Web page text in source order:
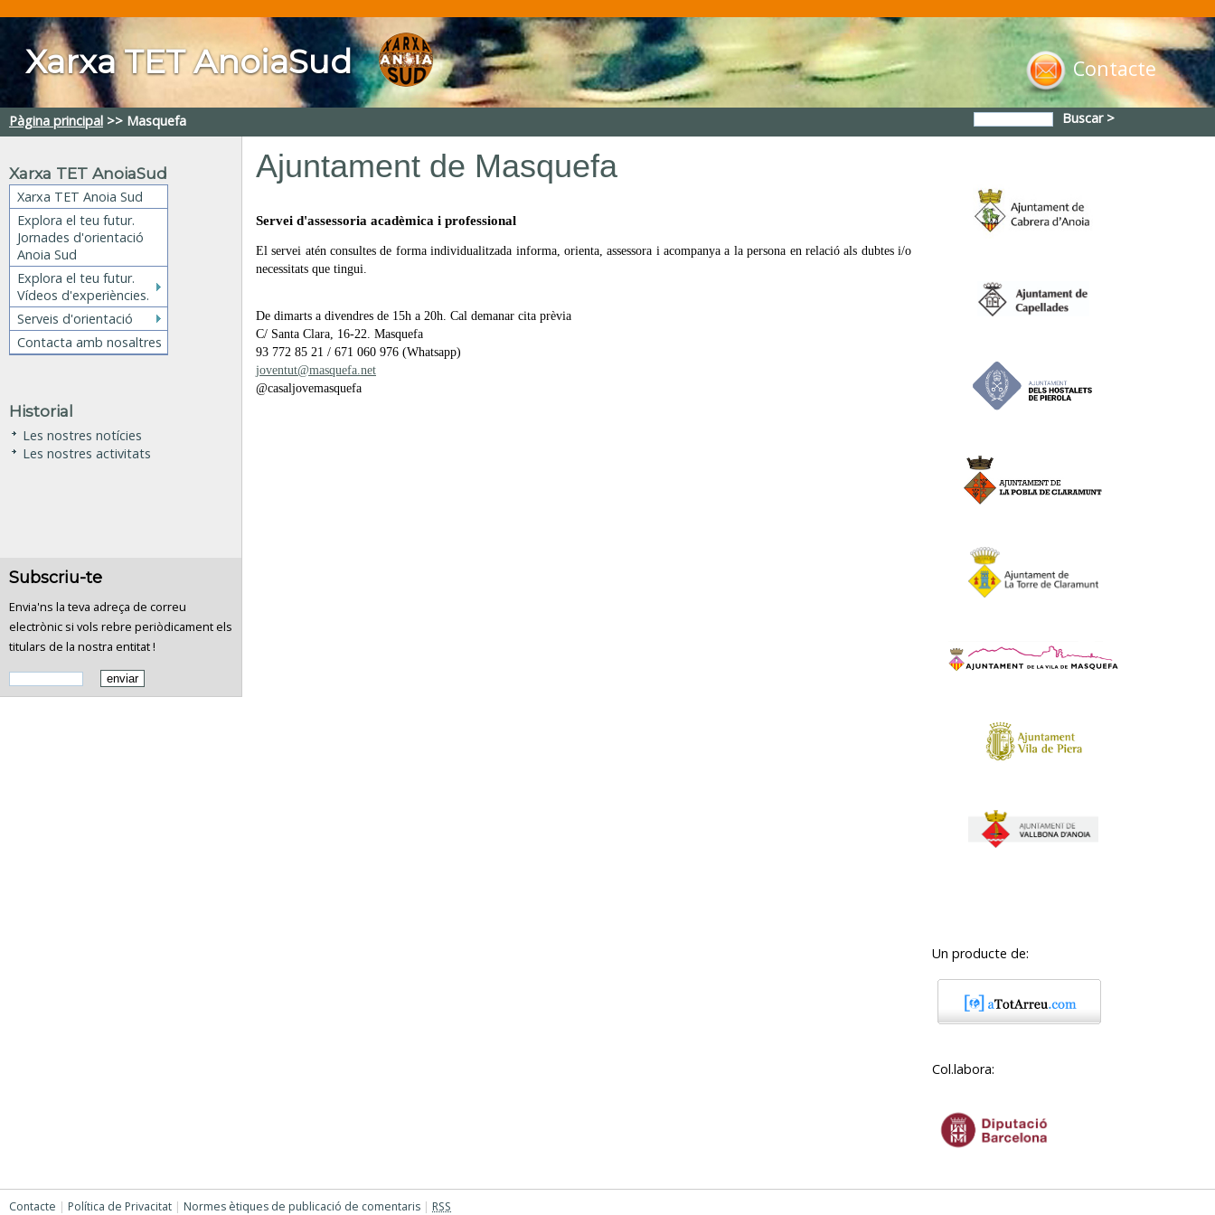
Xarxa TET AnoiaSud Contacte
Pàgina principal >> Masquefa Buscar >
Xarxa TET AnoiaSud
Xarxa TET Anoia Sud
Explora el teu futur.
Jornades d'orientació
Anoia Sud
Explora el teu futur.
Vídeos d'experiències.
Serveis d'orientació
Contacta amb nosaltres
Historial
Les nostres notícies
Les nostres activitats
Subscriu-te
Envia'ns la teva adreça de correu
electrònic si vols rebre periòdicament els
titulars de la nostra entitat !
Ajuntament de Masquefa
Servei d'assessoria acadèmica i professional
El servei atén consultes de forma individualitzada informa, orienta, assessora i acompanya a la persona en relació als dubtes i/o
necessitats que tingui.
De dimarts a divendres de 15h a 20h. Cal demanar cita prèvia
C/ Santa Clara, 16-22. Masquefa
93 772 85 21 / 671 060 976 (Whatsapp)
joventut@masquefa.net
@casaljovemasquefa
Un producte de:
Col.labora:
Contacte | Política de Privacitat | Normes ètiques de publicació de comentaris | RSS